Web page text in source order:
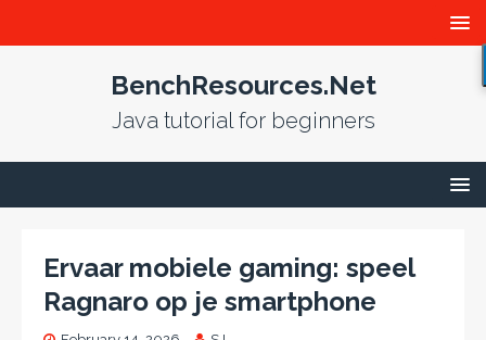
BenchResources.Net
Java tutorial for beginners
Ervaar mobiele gaming: speel
Ragnaro op je smartphone